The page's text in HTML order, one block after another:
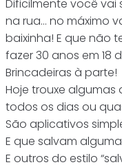
Dificilmente você
na rua… no máximo
baixinha! E que não
fazer 30 anos em 18
Brincadeiras à parte!
Hoje trouxe
todos os dias ou
São aplicativos
E que salvam
E outros do estilo